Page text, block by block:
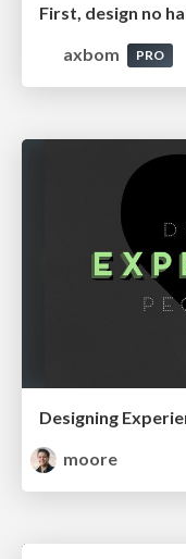
First, design no
axbom
PRO
Designing
moore